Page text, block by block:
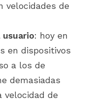
velocidades de
: hoy en
en dispositivos
a los de
demasiadas
velocidad de